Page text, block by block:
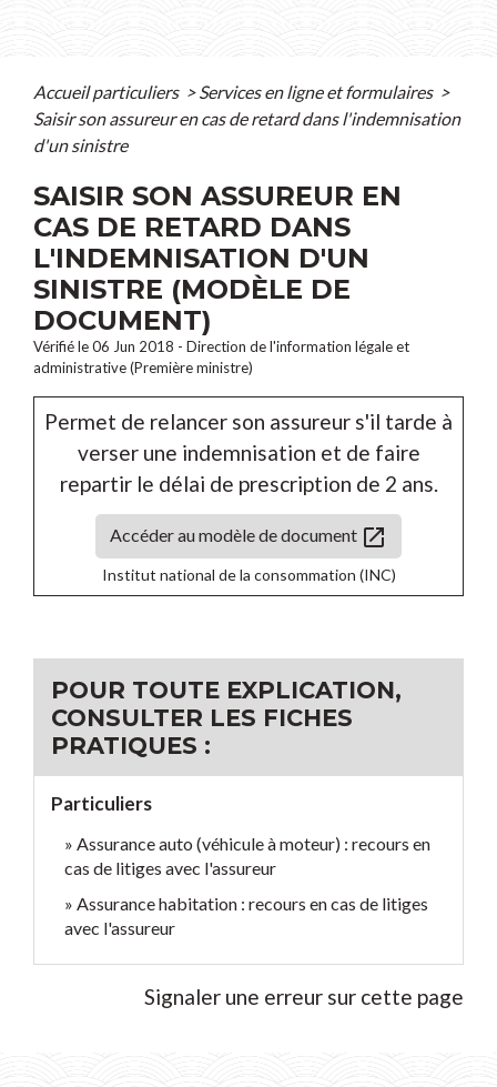
Accueil particuliers > Services en ligne et formulaires >
Saisir son assureur en cas de retard dans l'indemnisation
d'un sinistre
SAISIR SON ASSUREUR EN
CAS DE RETARD DANS
L'INDEMNISATION D'UN
SINISTRE (MODÈLE DE
DOCUMENT)
Vérifié le 06 Jun 2018 - Direction de l'information légale et
administrative (Première ministre)
Permet de relancer son assureur s'il tarde à
verser une indemnisation et de faire
repartir le délai de prescription de 2 ans.
Accéder au modèle de document open_in_new
Institut national de la consommation (INC)
POUR TOUTE EXPLICATION,
CONSULTER LES FICHES
PRATIQUES :
Particuliers
Assurance auto (véhicule à moteur) : recours en
cas de litiges avec l'assureur
Assurance habitation : recours en cas de litiges
avec l'assureur
Signaler une erreur sur cette page